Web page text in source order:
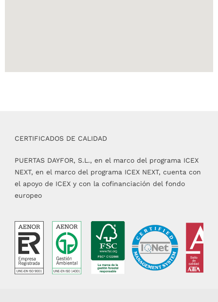
CERTIFICADOS DE CALIDAD
PUERTAS DAYFOR, S.L., en el marco del programa ICEX
NEXT, en el marco del programa ICEX NEXT, cuenta con
el apoyo de ICEX y con la cofinanciación del fondo
europeo